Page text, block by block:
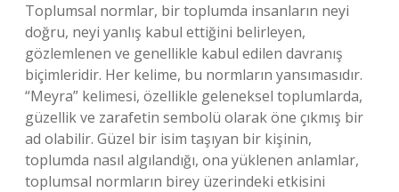
Toplumsal normlar, bir toplumda insanların neyi
doğru, neyi yanlış kabul ettiğini belirleyen,
gözlemlenen ve genellikle kabul edilen davranış
biçimleridir. Her kelime, bu normların yansımasıdır.
“Meyra” kelimesi, özellikle geleneksel toplumlarda,
güzellik ve zarafetin sembolü olarak öne çıkmış bir
ad olabilir. Güzel bir isim taşıyan bir kişinin,
toplumda nasıl algılandığı, ona yüklenen anlamlar,
toplumsal normların birey üzerindeki etkisini